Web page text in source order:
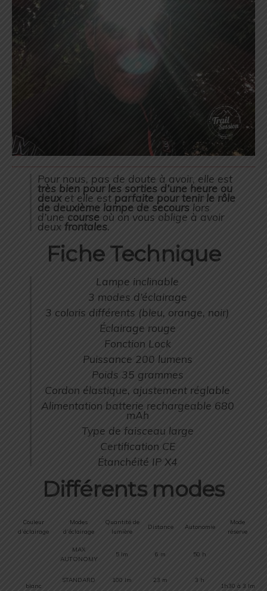
Pour nous, pas de doute à avoir, elle est
très bien pour les sorties d’une heure ou
deuxet elle est parfaite pour tenir le rôle
de deuxième lampe de secours lors
d’une course où on vous oblige à avoir
deux frontales.
Fiche Technique
Lampe inclinable
3 modes d’éclairage
3 coloris différents (bleu, orange, noir)
Éclairage rouge
Fonction Lock
Puissance 200 lumens
Poids 35 grammes
Cordon élastique, ajustement réglable
Alimentation batterie rechargeable 680
mAh
Type de faisceau large
Certification CE
Étanchéité IP X4
Différents modes
Couleur
d’éclairage
Modes
d’éclairage
Quantité de
lumière
Distance Autonomie
Mode
réserve
blanc
MAX
AUTONOMY
5 lm 6 m 50 h
1h30 à 3 lm
STANDARD 100 lm 23 m 3 h